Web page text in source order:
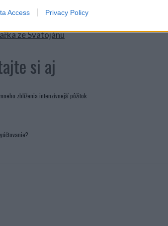
Access Privacy Policy
ze Svatojánu
si aj
zblíženia intenzívnejší pôžitok